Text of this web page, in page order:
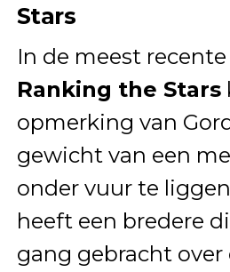
Stars
In de meest
Ranking the Stars
opmerking van
gewicht van een
onder vuur te
heeft een bredere
gang gebracht over